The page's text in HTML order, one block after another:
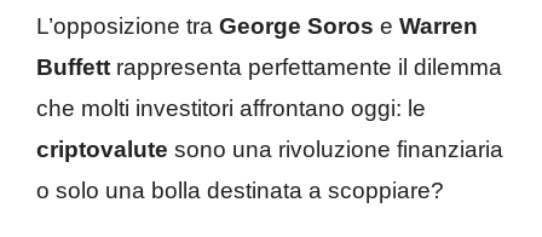
L’opposizione tra George Soros e Warren
Buffett rappresenta perfettamente il dilemma
che molti investitori affrontano oggi: le
criptovalute sono una rivoluzione finanziaria
o solo una bolla destinata a scoppiare?